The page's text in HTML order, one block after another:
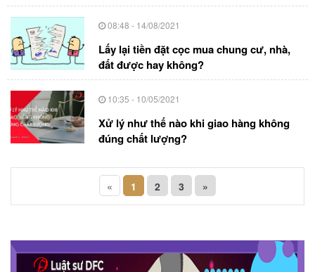
08:48 - 14/08/2021
Lấy lại tiền đặt cọc mua chung cư, nhà,
đất được hay không?
10:35 - 10/05/2021
Xử lý như thế nào khi giao hàng không
đúng chất lượng?
« 1 2 3 »